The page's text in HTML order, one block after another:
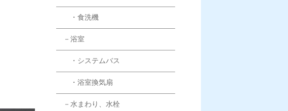
・食洗機
－浴室
・システムバス
・浴室換気扇
－水まわり、水栓